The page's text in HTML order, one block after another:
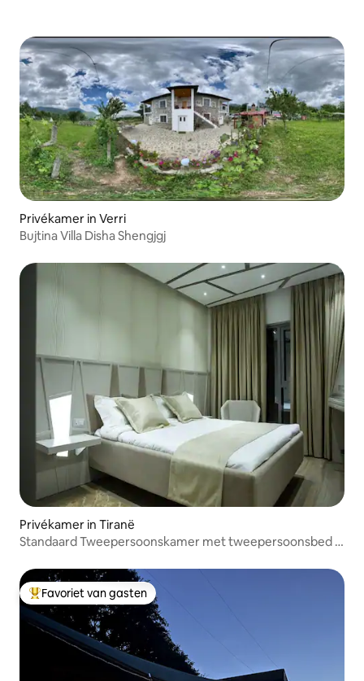
Privékamer in Verri
Bujtina Villa Disha Shengjgj
Privékamer in Tiranë
Standaard Tweepersoonskamer met tweepersoonsbed -
Topfavoriet van gasten
Favoriet van gasten